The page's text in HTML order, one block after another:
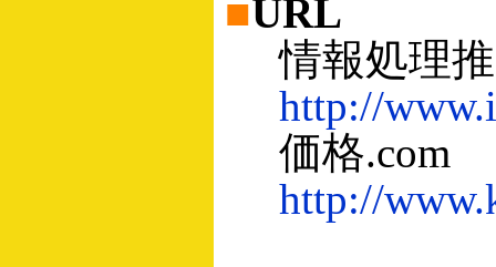
■URL
情報処理推
http://
価格.com
http://